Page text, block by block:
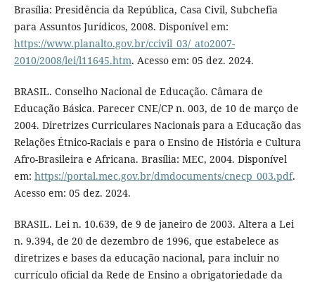
Brasília: Presidência da República, Casa Civil, Subchefia
para Assuntos Jurídicos, 2008. Disponível em:
https://www.planalto.gov.br/ccivil_03/_ato2007-
2010/2008/lei/l11645.htm. Acesso em: 05 dez. 2024.
BRASIL. Conselho Nacional de Educação. Câmara de
Educação Básica. Parecer CNE/CP n. 003, de 10 de março de
2004. Diretrizes Curriculares Nacionais para a Educação das
Relações Étnico-Raciais e para o Ensino de História e Cultura
Afro-Brasileira e Africana. Brasília: MEC, 2004. Disponível
em: https://portal.mec.gov.br/dmdocuments/cnecp_003.pdf.
Acesso em: 05 dez. 2024.
BRASIL. Lei n. 10.639, de 9 de janeiro de 2003. Altera a Lei
n. 9.394, de 20 de dezembro de 1996, que estabelece as
diretrizes e bases da educação nacional, para incluir no
currículo oficial da Rede de Ensino a obrigatoriedade da